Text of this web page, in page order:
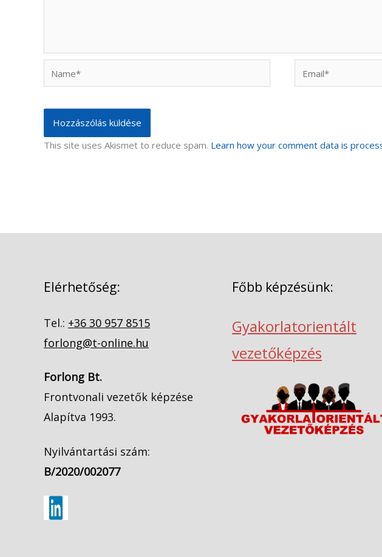
This site uses Akismet to reduce spam. Learn how your comment data is
Elérhetőség:
Tel.: +36 30 957 8515
forlong@t-online.hu
Forlong Bt.
Frontvonali vezetők képzése
Alapítva 1993.
Nyilvántartási szám:
B/2020/002077
Főbb képzésünk:
Gyakorlatorientált
vezetőképzés